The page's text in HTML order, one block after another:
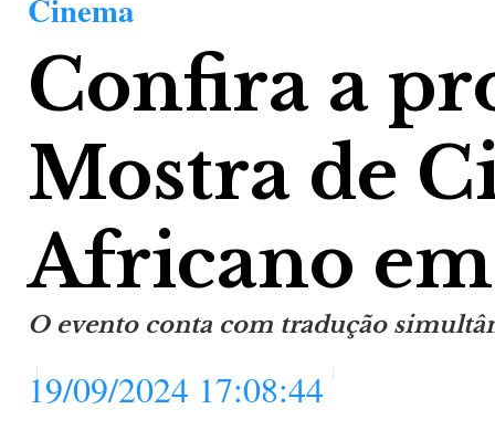
Cinema
Confira a
Mostra de
Africano
O evento conta com tradução
19/09/2024 17:08:44